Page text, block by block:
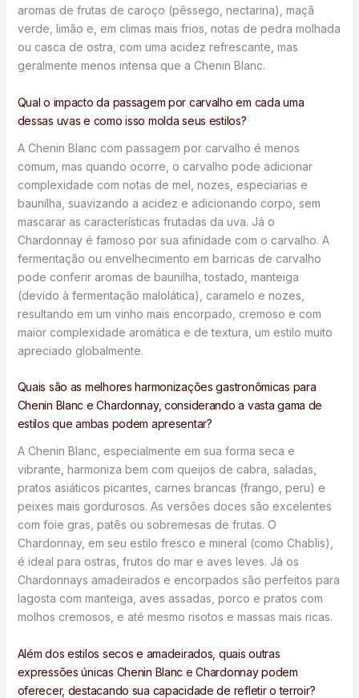
aromas de frutas de caroço (pêssego, nectarina), maçã
verde, limão e, em climas mais frios, notas de pedra molhada
ou casca de ostra, com uma acidez refrescante, mas
geralmente menos intensa que a Chenin Blanc.
Qual o impacto da passagem por carvalho em cada uma
dessas uvas e como isso molda seus estilos?
A Chenin Blanc com passagem por carvalho é menos
comum, mas quando ocorre, o carvalho pode adicionar
complexidade com notas de mel, nozes, especiarias e
baunilha, suavizando a acidez e adicionando corpo, sem
mascarar as características frutadas da uva. Já o
Chardonnay é famoso por sua afinidade com o carvalho. A
fermentação ou envelhecimento em barricas de carvalho
pode conferir aromas de baunilha, tostado, manteiga
(devido à fermentação malolática), caramelo e nozes,
resultando em um vinho mais encorpado, cremoso e com
maior complexidade aromática e de textura, um estilo muito
apreciado globalmente.
Quais são as melhores harmonizações gastronômicas para
Chenin Blanc e Chardonnay, considerando a vasta gama de
estilos que ambas podem apresentar?
A Chenin Blanc, especialmente em sua forma seca e
vibrante, harmoniza bem com queijos de cabra, saladas,
pratos asiáticos picantes, carnes brancas (frango, peru) e
peixes mais gordurosos. As versões doces são excelentes
com foie gras, patês ou sobremesas de frutas. O
Chardonnay, em seu estilo fresco e mineral (como Chablis),
é ideal para ostras, frutos do mar e aves leves. Já os
Chardonnays amadeirados e encorpados são perfeitos para
lagosta com manteiga, aves assadas, porco e pratos com
molhos cremosos, e até mesmo risotos e massas mais ricas.
Além dos estilos secos e amadeirados, quais outras
expressões únicas Chenin Blanc e Chardonnay podem
oferecer, destacando sua capacidade de refletir o terroir?